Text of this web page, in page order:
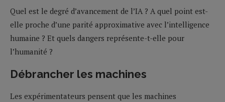
Quel est le degré d’avancement de l’IA ? A quel point est-
elle proche d’une parité approximative avec l’intelligence
humaine ? Et quels dangers représente-t-elle pour
l’humanité ?
Débrancher les machines
Les expérimentateurs pensent que les machines